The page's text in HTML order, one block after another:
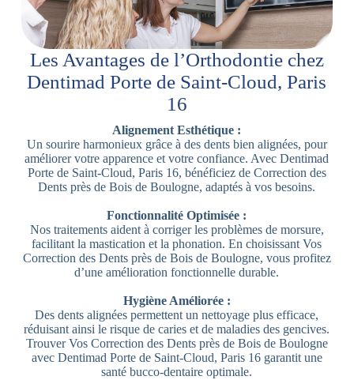
Les Avantages de l’Orthodontie chez
Dentimad Porte de Saint-Cloud, Paris
16
Alignement Esthétique :
Un sourire harmonieux grâce à des dents bien alignées, pour
améliorer votre apparence et votre confiance. Avec Dentimad
Porte de Saint-Cloud, Paris 16, bénéficiez de Correction des
Dents près de Bois de Boulogne, adaptés à vos besoins.
Fonctionnalité Optimisée :
Nos traitements aident à corriger les problèmes de morsure,
facilitant la mastication et la phonation. En choisissant Vos
Correction des Dents près de Bois de Boulogne, vous profitez
d’une amélioration fonctionnelle durable.
Hygiène Améliorée :
Des dents alignées permettent un nettoyage plus efficace,
réduisant ainsi le risque de caries et de maladies des gencives.
Trouver Vos Correction des Dents près de Bois de Boulogne
avec Dentimad Porte de Saint-Cloud, Paris 16 garantit une
santé bucco-dentaire optimale.